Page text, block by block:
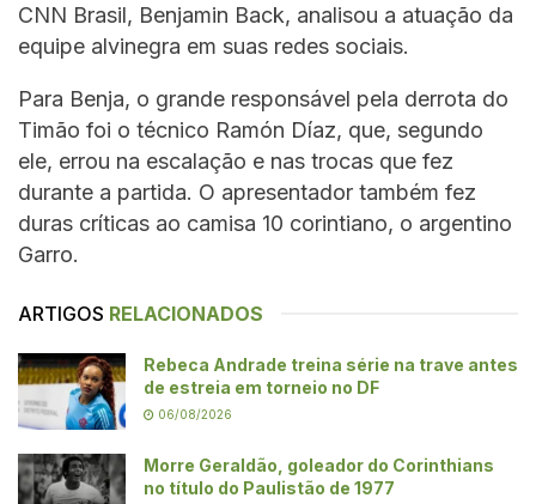
CNN Brasil, Benjamin Back, analisou a atuação da
equipe alvinegra em suas redes sociais.
Para Benja, o grande responsável pela derrota do
Timão foi o técnico Ramón Díaz, que, segundo
ele, errou na escalação e nas trocas que fez
durante a partida. O apresentador também fez
duras críticas ao camisa 10 corintiano, o argentino
Garro.
ARTIGOS RELACIONADOS
Rebeca Andrade treina série na trave antes
de estreia em torneio no DF
06/08/2026
Morre Geraldão, goleador do Corinthians
no título do Paulistão de 1977